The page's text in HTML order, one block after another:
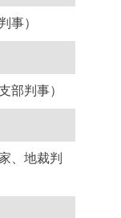
事）
部判事）
、地裁判